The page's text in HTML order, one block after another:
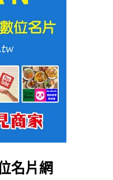
名片網